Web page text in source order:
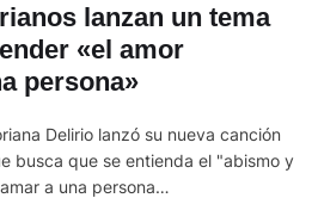
lanzan un tema
«el amor
persona»
Delirio lanzó su nueva canción
busca que se entienda el "abismo y
a una persona